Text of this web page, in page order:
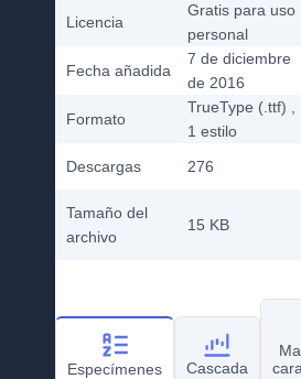
Licencia
Gratis para uso
personal
Fecha añadida
7 de diciembre
de 2016
Formato
TrueType (.ttf)
1 estilo
Descargas
276
Tamaño del
archivo
15 KB
Especímenes Cascada